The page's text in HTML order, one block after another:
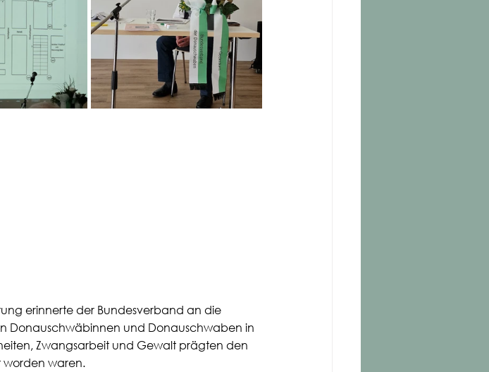
erinnerte der Bundesverband an die
Donauschwäbinnen und Donauschwaben in
Zwangsarbeit und Gewalt prägten den
worden waren.